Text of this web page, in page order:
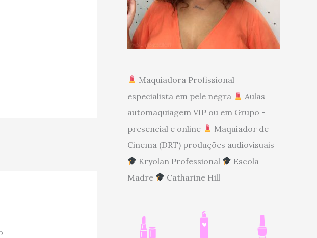
Maquiadora Profissional
especialista em pele negra
Aulas
automaquiagem VIP ou em Grupo -
presencial e online
Maquiador de
Cinema (DRT) produções audiovisuais
Kryolan Professional
Escola
Madre
Catharine Hill